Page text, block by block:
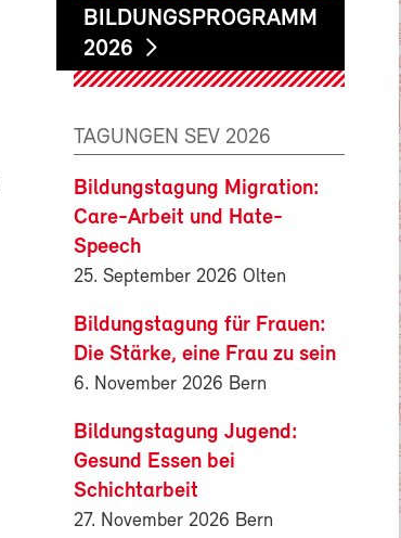
BILDUNGSPROGRAMM
2026
TAGUNGEN SEV 2026
Bildungstagung Migration:
Care-Arbeit und Hate-
Speech
25. September 2026 Olten
Bildungstagung für Frauen:
Die Stärke, eine Frau zu sein
6. November 2026 Bern
Bildungstagung Jugend:
Gesund Essen bei
Schichtarbeit
27. November 2026 Bern